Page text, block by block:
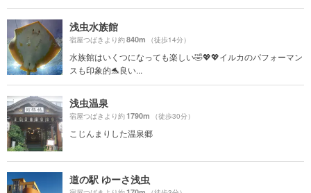
浅虫水族館
宿屋つばきより約840m （徒歩14分）
水族館はいくつになっても楽しい🤣💖💖イルカのパフォーマン
スも印象的🐬良い...
浅虫温泉
宿屋つばきより約1790m （徒歩30分）
こじんまりした温泉郷
道の駅 ゆーさ浅虫